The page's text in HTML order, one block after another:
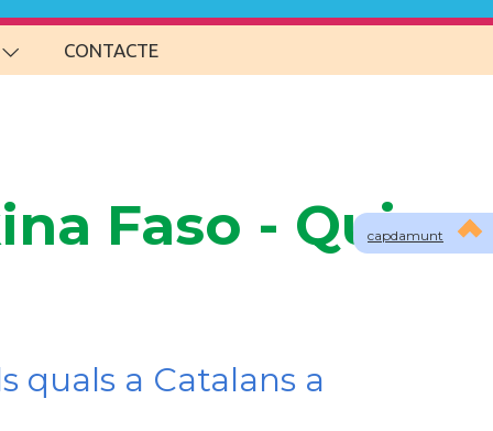
CONTACTE
capdamunt
Faso - Qui
quals a Catalans a